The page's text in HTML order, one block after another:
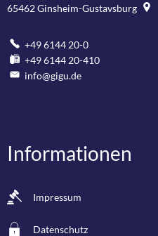
65462Ginsheim-Gustavsburg
+49 6144 20-0
+49 6144 20-410
info@gigu.de
Informationen
Impressum
Datenschutz